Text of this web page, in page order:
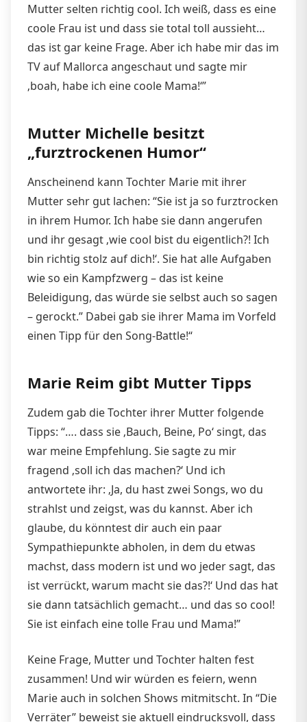
Mutter selten richtig cool. Ich weiß, dass es eine
coole Frau ist und dass sie total toll aussieht…
das ist gar keine Frage. Aber ich habe mir das im
TV auf Mallorca angeschaut und sagte mir
‚boah, habe ich eine coole Mama!‘”
Mutter Michelle besitzt
„furztrockenen Humor“
Anscheinend kann Tochter Marie mit ihrer
Mutter sehr gut lachen: “Sie ist ja so furztrocken
in ihrem Humor. Ich habe sie dann angerufen
und ihr gesagt ‚wie cool bist du eigentlich?! Ich
bin richtig stolz auf dich!‘. Sie hat alle Aufgaben
wie so ein Kampfzwerg – das ist keine
Beleidigung, das würde sie selbst auch so sagen
– gerockt.” Dabei gab sie ihrer Mama im Vorfeld
einen Tipp für den Song-Battle!“
Marie Reim gibt Mutter Tipps
Zudem gab die Tochter ihrer Mutter folgende
Tipps: “…. dass sie ‚Bauch, Beine, Po‘ singt, das
war meine Empfehlung. Sie sagte zu mir
fragend ‚soll ich das machen?‘ Und ich
antwortete ihr: ‚Ja, du hast zwei Songs, wo du
strahlst und zeigst, was du kannst. Aber ich
glaube, du könntest dir auch ein paar
Sympathiepunkte abholen, in dem du etwas
machst, dass modern ist und wo jeder sagt, das
ist verrückt, warum macht sie das?!‘ Und das hat
sie dann tatsächlich gemacht… und das so cool!
Sie ist einfach eine tolle Frau und Mama!”
Keine Frage, Mutter und Tochter halten fest
zusammen! Und wir würden es feiern, wenn
Marie auch in solchen Shows mitmitscht. In “Die
Verräter” beweist sie aktuell eindrucksvoll, dass